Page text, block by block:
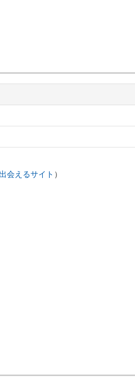
会えるサイト ）